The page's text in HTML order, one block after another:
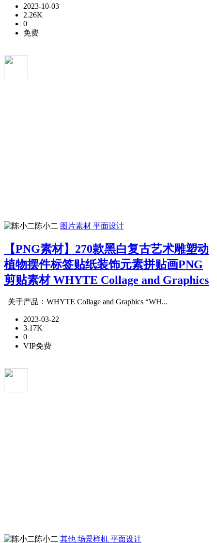
2023-10-03
2.26K
0
免费
陈小二 图片素材 平面设计
【PNG素材】270款黑白复古艺术雕塑动
植物摆件标签贴纸装饰元素拼贴画PNG
剪贴素材 WHYTE Collage and Graphics
关于产品：WHYTE Collage and Graphics “WH...
2023-03-22
3.17K
0
VIP免费
陈小二 其他 场景样机 平面设计